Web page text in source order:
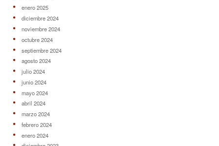
enero 2025
diciembre 2024
noviembre 2024
octubre 2024
septiembre 2024
agosto 2024
julio 2024
junio 2024
mayo 2024
abril 2024
marzo 2024
febrero 2024
enero 2024